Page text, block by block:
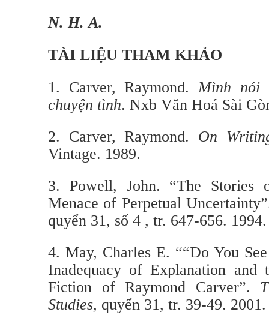
N. H. A.
TÀI LIỆU THAM KHẢO
1. Carver, Raymond.Mình nói
chuyện tình. Nxb Văn Hoá Sài
2. Carver, Raymond. On
Vintage. 1989.
3. Powell, John. “The Stories
Menace of Perpetual
quyển 31, số 4 , tr. 647-656. 1994.
4. May, Charles E. ““Do You
Inadequacy of Explanation
Fiction of Raymond Carver”.
Studies, quyển 31, tr. 39-49. 2001.